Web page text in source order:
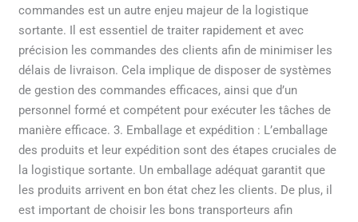
commandes est un autre enjeu majeur de la logistique
sortante. Il est essentiel de traiter rapidement et avec
précision les commandes des clients afin de minimiser les
délais de livraison. Cela implique de disposer de systèmes
de gestion des commandes efficaces, ainsi que d’un
personnel formé et compétent pour exécuter les tâches de
manière efficace. 3. Emballage et expédition : L’emballage
des produits et leur expédition sont des étapes cruciales de
la logistique sortante. Un emballage adéquat garantit que
les produits arrivent en bon état chez les clients. De plus, il
est important de choisir les bons transporteurs afin